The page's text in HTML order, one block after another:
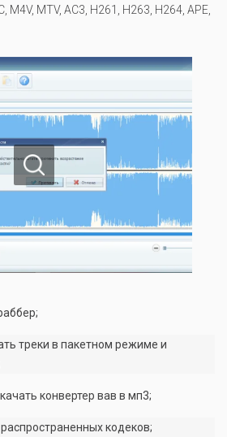
M4V, MTV, AC3, H261, H263, H264, APE,
треки в пакетном режиме и
конвертер вав в мп3;
кодеков;